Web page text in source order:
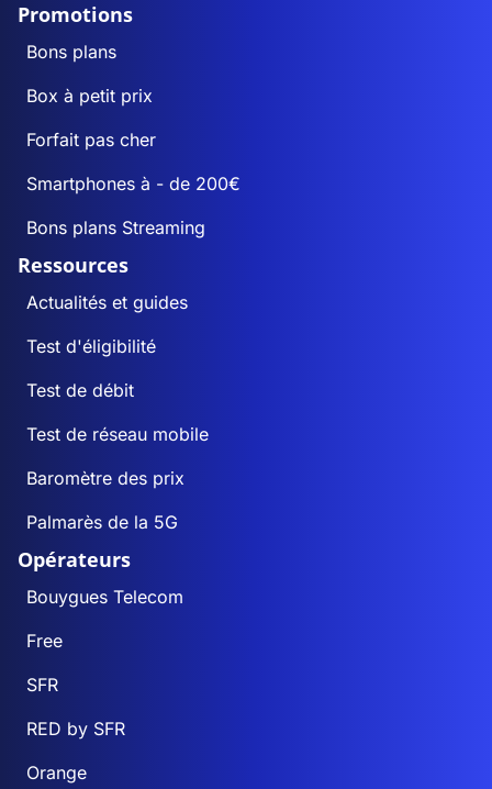
Promotions
Bons plans
Box à petit prix
Forfait pas cher
Smartphones à - de 200€
Bons plans Streaming
Ressources
Actualités et guides
Test d'éligibilité
Test de débit
Test de réseau mobile
Baromètre des prix
Palmarès de la 5G
Opérateurs
Bouygues Telecom
Free
SFR
RED by SFR
Orange